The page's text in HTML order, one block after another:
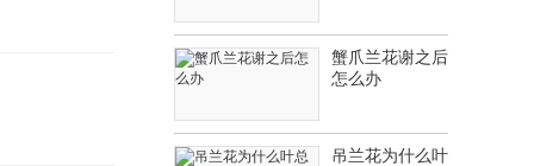
蟹爪兰花谢之后
怎么办
吊兰花为什么叶